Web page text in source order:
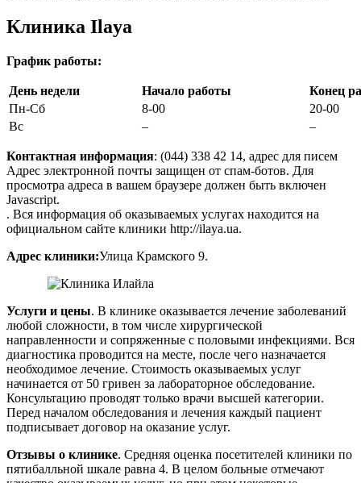
Клиника Ilaya
График работы:
День недели Начало работы
Конец
Пн-Сб
8-00
20-00
Вс
– –
Контактная информация: (044) 338 42 14, адрес для писем
Адрес электронной почты защищен от спам-ботов. Для
просмотра адреса в вашем браузере должен быть включен
Javascript.
. Вся информация об оказываемых услугах находится на
официальном сайте клиники http://ilaya.ua.
Адрес клиники:Улица Крамского 9.
Услуги и цены. В клинике оказывается лечение заболеваний
любой сложности, в том числе хирургической
направленности и сопряженные с половыми инфекциями. Вся
диагностика проводится на месте, после чего назначается
необходимое лечение. Стоимость оказываемых услуг
начинается от 50 гривен за лабораторное обследование.
Консультацию проводят только врачи высшей категории.
Перед началом обследования и лечения каждый пациент
подписывает договор на оказание услуг.
Отзывы о клинике. Средняя оценка посетителей клиники по
пятибалльной шкале равна 4. В целом больные отмечают